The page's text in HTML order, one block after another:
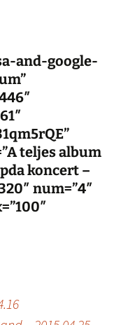
and-google-
teljes album
koncert –
num=”4″